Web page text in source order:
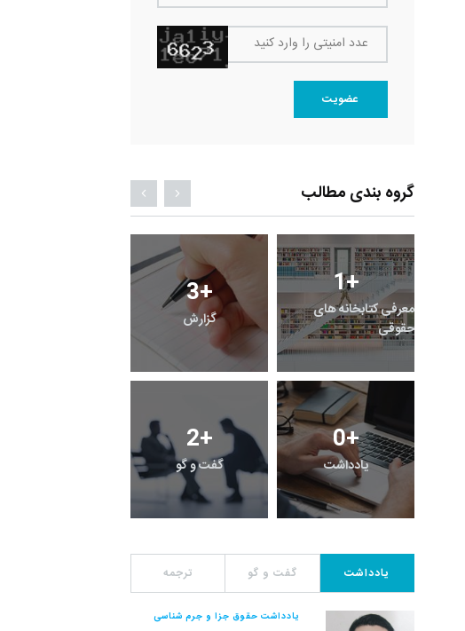
عدد امنیتی را وارد کنید
عضویت
گروه بندی مطالب
3+
گزارش
1+
معرفی کتابخانه های
حقوقی
2+
گفت و گو
0+
یادداشت
یادداشت گفت و گو ترجمه
یادداشت حقوق جزا و جرم شناسی